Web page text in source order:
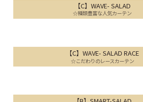
【C】WAVE- SALAD
☆種類豊富な人気カーテン
【C】WAVE- SALAD RACE
☆こだわりのレースカーテン